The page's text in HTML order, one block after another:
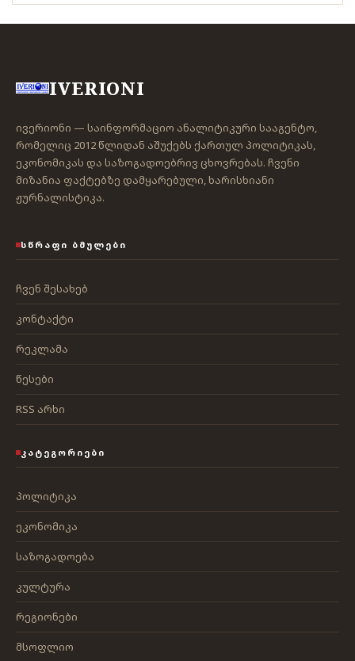
IVERIONI
ივერიონი — საინფორმაციო ანალიტიკური სააგენტო,
რომელიც 2012 წლიდან აშუქებს ქართულ პოლიტიკას,
ეკონომიკას და საზოგადოებრივ ცხოვრებას. ჩვენი
მიზანია ფაქტებზე დამყარებული, ხარისხიანი
ჟურნალისტიკა.
ᲡᲬᲠᲐᲤᲘ ᲑᲛᲣᲚᲔᲑᲘ
ჩვენ შესახებ
კონტაქტი
რეკლამა
წესები
RSS არხი
ᲙᲐᲢᲔᲒᲝᲠᲘᲔᲑᲘ
პოლიტიკა
ეკონომიკა
საზოგადოება
კულტურა
რეგიონები
მსოფლიო